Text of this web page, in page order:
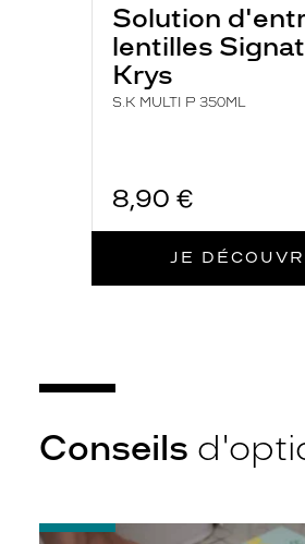
Solution
lentilles
Krys
S.K MULTI P 350ML
8,90 €
JE
Conseils
-